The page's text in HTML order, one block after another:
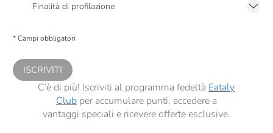
Finalità di profilazione
comunicazioni commerciali personalizzate, in caso di consenso prestato ai
* Campi obbligatori
ISCRIVITI
C’è di più! Iscriviti al programma fedeltà Eataly
Clubper accumulare punti, accedere a
vantaggi speciali e ricevere offerte esclusive.